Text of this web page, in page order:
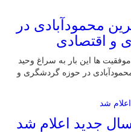
محمودآبادی در
و اقتصادی
موفقیت ها این بار به سراغ وحید
در حوزه گردشگری و
جدید اعلام شد